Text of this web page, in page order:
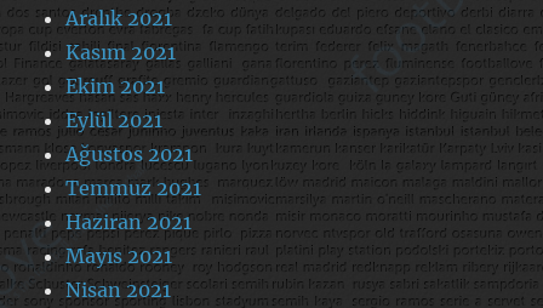
Aralık 2021
Kasım 2021
Ekim 2021
Eylül 2021
Ağustos 2021
Temmuz 2021
Haziran 2021
Mayıs 2021
Nisan 2021